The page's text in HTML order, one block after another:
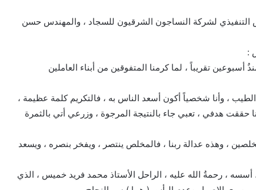
التنفيذي لشركة النساجون الشرقيون للسجاد ، والمهندس حسن
:
أسبوعين تقريباً ، لما كرمنا المتفوقين من أبناء العاملين
، وأنا شخصياً أكون أسعد الناس به ، فالتكريم كلمة عظيمة ،
حققت هدفي ، تعبي جاء بالنتيجة المرجوة ، وزرعي أتي بالثمرة
، وهذه عدالة ربنا ، فالمخلص ينتصر ، ويفخر بنصره ، ويسعد
، رحمةُ الله عليه ، الراحل الأستاذ محمد فريد خميس ، الذي